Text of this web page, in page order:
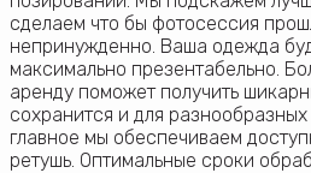
сделаем что бы фотосессия
непринужденно. Ваша одежда
максимально презентабельно.
аренду поможет получить
сохранится и для
главное мы обеспечиваем
ретушь. Оптимальные сроки